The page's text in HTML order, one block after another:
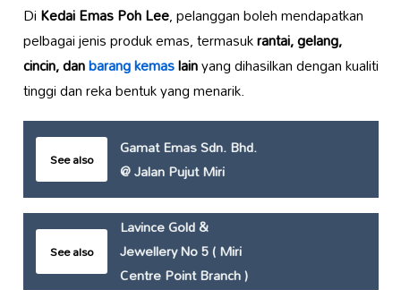
DiKedai Emas Poh Lee, pelanggan boleh mendapatkan
pelbagai jenis produk emas, termasukrantai, gelang,
cincin, danbarang kemaslainyang dihasilkan dengan kualiti
tinggi dan reka bentuk yang menarik.
See also
Gamat Emas Sdn. Bhd.
@ Jalan Pujut Miri
See also
Lavince Gold &
Jewellery No 5 ( Miri
Centre Point Branch )